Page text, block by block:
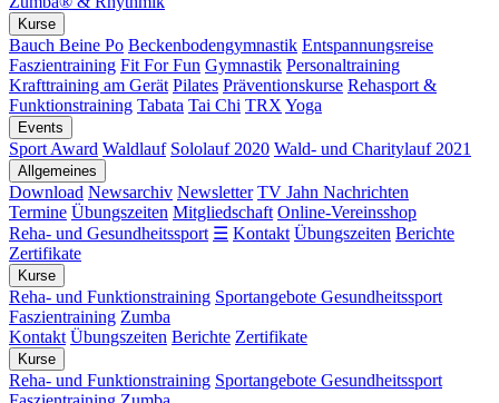
Kurse
Bauch Beine Po Beckenbodengymnastik Entspannungsreise
Faszientraining Fit For Fun Gymnastik Personaltraining
Krafttraining am Gerät Pilates Präventionskurse Rehasport &
Funktionstraining Tabata Tai Chi TRX Yoga
Events
Sport Award Waldlauf Sololauf 2020 Wald- und Charitylauf 2021
Allgemeines
Download Newsarchiv Newsletter TV Jahn Nachrichten
Termine Übungszeiten Mitgliedschaft Online-Vereinsshop
Reha- und Gesundheitssport ☰ Kontakt Übungszeiten Berichte
Zertifikate
Kurse
Reha- und Funktionstraining Sportangebote Gesundheitssport
Faszientraining Zumba
Kontakt Übungszeiten Berichte Zertifikate
Kurse
Reha- und Funktionstraining Sportangebote Gesundheitssport